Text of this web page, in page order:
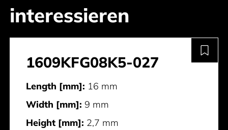
interessieren
1609KFG08K5-027
Length [mm]: 16 mm
Width [mm]: 9 mm
Height [mm]: 2,7 mm